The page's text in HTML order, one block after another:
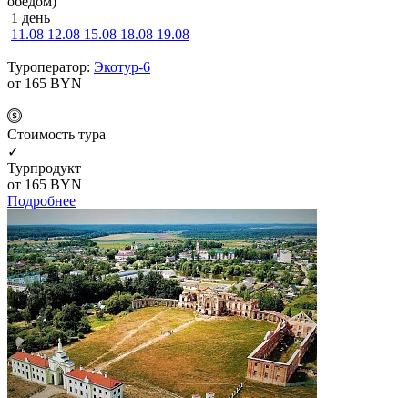
1 день
11.08 12.08 15.08 18.08 19.08
Туроператор: Экотур-6
от 165 BYN
Cтоимость тура
✓
Турпродукт
от 165 BYN
Подробнее